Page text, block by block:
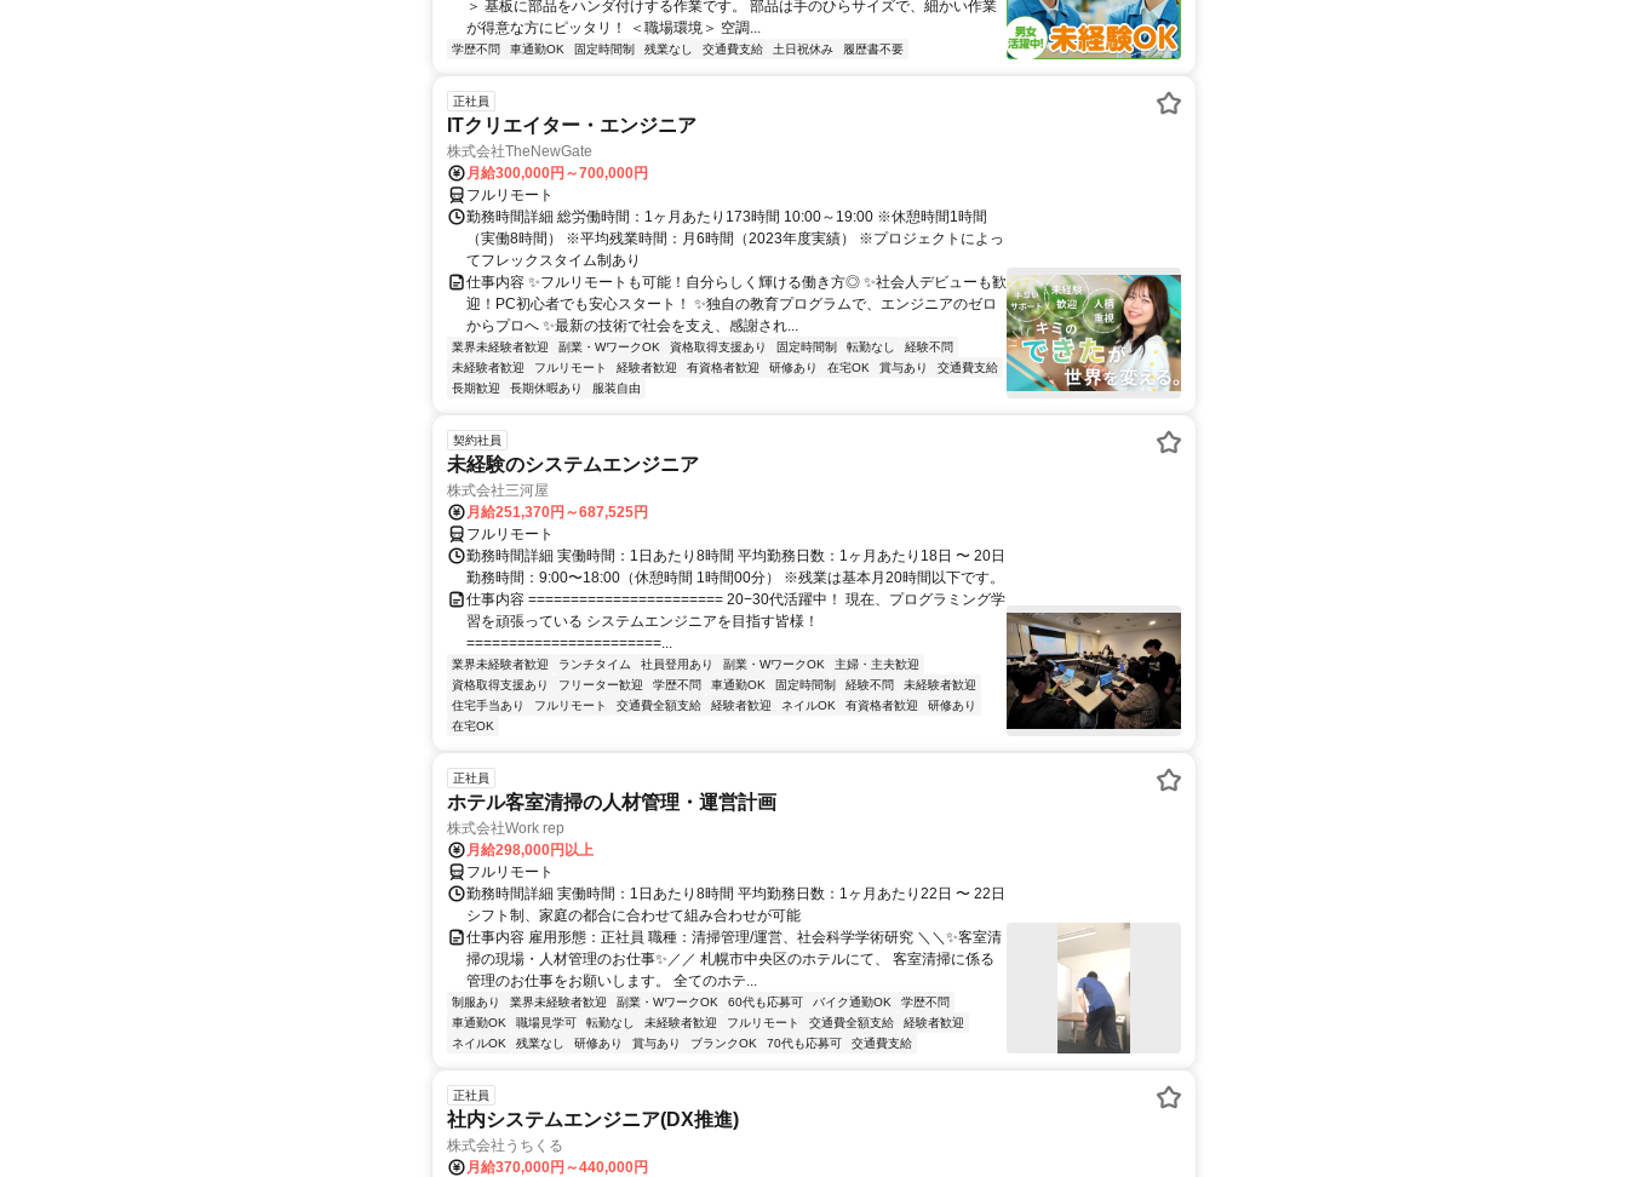
＞ 基板に部品をハンダ付けする作業です。 部品は手のひらサイズで、細かい作業
が得意な方にピッタリ！ ＜職場環境＞ 空調...
学歴不問 車通勤OK 固定時間制 残業なし 交通費支給 土日祝休み 履歴書不要
正社員
ITクリエイター・エンジニア
株式会社TheNewGate
月給300,000円～700,000円
フルリモート
勤務時間詳細 総労働時間：1ヶ月あたり173時間 10:00～19:00 ※休憩時間1時間
（実働8時間） ※平均残業時間：月6時間（2023年度実績） ※プロジェクトによっ
てフレックスタイム制あり
仕事内容 ✨フルリモートも可能！自分らしく輝ける働き方◎ ✨社会人デビューも歓
迎！PC初心者でも安心スタート！ ✨独自の教育プログラムで、エンジニアのゼロ
からプロへ ✨最新の技術で社会を支え、感謝され...
業界未経験者歓迎 副業・WワークOK 資格取得支援あり 固定時間制 転勤なし
経験不問
未経験者歓迎
フルリモート 経験者歓迎 有資格者歓迎 研修あり 在宅OK 賞与あり
交通費支給
長期歓迎
長期休暇あり 服装自由
契約社員
未経験のシステムエンジニア
株式会社三河屋
月給251,370円～687,525円
フルリモート
勤務時間詳細 実働時間：1日あたり8時間 平均勤務日数：1ヶ月あたり18日 〜 20日
勤務時間：9:00〜18:00（休憩時間 1時間00分） ※残業は基本月20時間以下です。
仕事内容 ======================= 20−30代活躍中！ 現在、プログラミング学
習を頑張っている システムエンジニアを目指す皆様！
=======================...
業界未経験者歓迎 ランチタイム 社員登用あり 副業・WワークOK
主婦・主夫歓迎
資格取得支援あり
フリーター歓迎 学歴不問 車通勤OK 固定時間制 経験不問
未経験者歓迎
住宅手当あり
フルリモート 交通費全額支給 経験者歓迎 ネイルOK 有資格者歓迎
研修あり
在宅OK
正社員
ホテル客室清掃の人材管理・運営計画
株式会社Work rep
月給298,000円以上
フルリモート
勤務時間詳細 実働時間：1日あたり8時間 平均勤務日数：1ヶ月あたり22日 〜 22日
シフト制、家庭の都合に合わせて組み合わせが可能
仕事内容 雇用形態：正社員 職種：清掃管理/運営、社会科学学術研究 ＼＼✨客室清
掃の現場・人材管理のお仕事✨／／ 札幌市中央区のホテルにて、 客室清掃に係る
管理のお仕事をお願いします。 全てのホテ...
制服あり 業界未経験者歓迎 副業・WワークOK 60代も応募可 バイク通勤OK
学歴不問
車通勤OK
職場見学可 転勤なし 未経験者歓迎 フルリモート 交通費全額支給
経験者歓迎
ネイルOK
残業なし 研修あり 賞与あり ブランクOK 70代も応募可 交通費支給
正社員
社内システムエンジニア(DX推進)
株式会社うちくる
月給370,000円～440,000円